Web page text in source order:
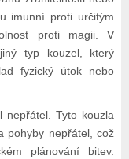
imunní proti určitým
proti magii. V
typ kouzel, který
fyzický útok nebo
nepřátel. Tyto kouzla
pohyby nepřátel, což
plánování bitev.